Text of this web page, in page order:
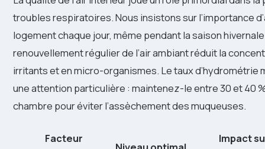
troubles respiratoires. Nous insistons sur l’importance
logement chaque jour, même pendant la saison
renouvellement régulier de l’air ambiant réduit la
irritants et en micro-organismes. Le taux d’hydrométrie
une attention particulière : maintenez-le entre 30 et 40
chambre pour éviter l’assèchement des muqueuses.
Facteur Impact